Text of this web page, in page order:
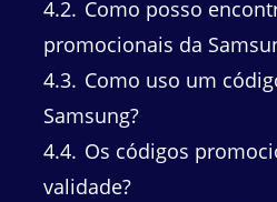
4.2 Como posso
promocionais da
4.3 Como uso um
Samsung?
4.4 Os códigos
validade?